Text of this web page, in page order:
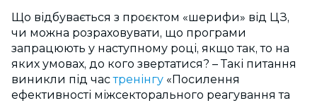
Що відбувається з проєктом «шерифи» від ЦЗ,
чи можна розраховувати, що програми
запрацюють у наступному році, якщо так, то на
яких умовах, до кого звертатися? – Такі питання
виникли під частренінгу «Посилення
ефективності міжсекторального реагування та